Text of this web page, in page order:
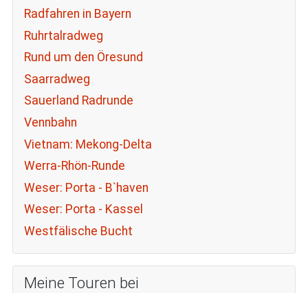
Radfahren in Bayern
Ruhrtalradweg
Rund um den Öresund
Saarradweg
Sauerland Radrunde
Vennbahn
Vietnam: Mekong-Delta
Werra-Rhön-Runde
Weser: Porta - B`haven
Weser: Porta - Kassel
Westfälische Bucht
Meine Touren bei